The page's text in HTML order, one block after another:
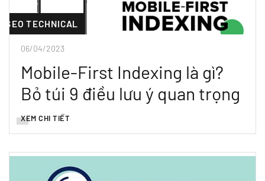
SEO TECHNICAL
06/04/2023
Mobile-First Indexing là gì?
Bỏ túi 9 điều lưu ý quan trọng
XEM CHI TIẾT